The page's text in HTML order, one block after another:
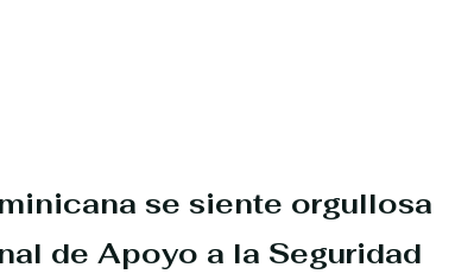
se siente orgullosa
de Apoyo a la Seguridad